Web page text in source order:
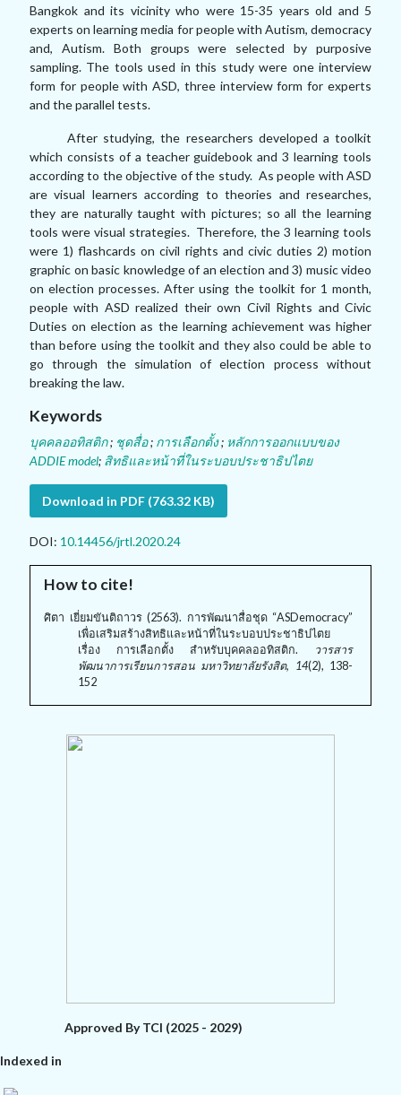
Bangkok and its vicinity who were 15-35 years old and 5
experts on learning media for people with Autism, democracy
and, Autism. Both groups were selected by purposive
sampling. The tools used in this study were one interview
form for people with ASD, three interview form for experts
and the parallel tests.
After studying, the researchers developed a toolkit
which consists of a teacher guidebook and 3 learning tools
according to the objective of the study. As people with ASD
are visual learners according to theories and researches,
they are naturally taught with pictures; so all the learning
tools were visual strategies. Therefore, the 3 learning tools
were 1) flashcards on civil rights and civic duties 2) motion
graphic on basic knowledge of an election and 3) music video
on election processes. After using the toolkit for 1 month,
people with ASD realized their own Civil Rights and Civic
Duties on election as the learning achievement was higher
than before using the toolkit and they also could be able to
go through the simulation of election process without
breaking the law.
Keywords
บุคคลออทิสติก; ชุดสื่อ; การเลือกตั้ง; หลักการออกแบบของ
ADDIE model; สิทธิและหน้าที่ในระบอบประชาธิปไตย
Download in PDF (763.32 KB)
DOI: 10.14456/jrtl.2020.24
How to cite!
ศิตา เยี่ยมขันติถาวร (2563). การพัฒนาสื่อชุด “ASDemocracy”
เพื่อเสริมสร้างสิทธิและหน้าที่ในระบอบประชาธิปไตย
เรื่อง การเลือกตั้ง สำหรับบุคคลออทิสติก.
วารสาร
พัฒนาการเรียนการสอน มหาวิทยาลัยรังสิต, 14(2), 138-
152
Approved By TCI (2025 - 2029)
Indexed in